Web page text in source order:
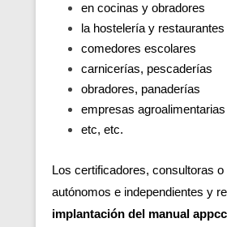
en cocinas y obradores
la hostelería y restaurantes
comedores escolares
carnicerías, pescaderías
obradores, panaderías
empresas agroalimentarias
etc, etc.
Los certificadores, consultoras
autónomos e independientes y
implantación del manual appcc